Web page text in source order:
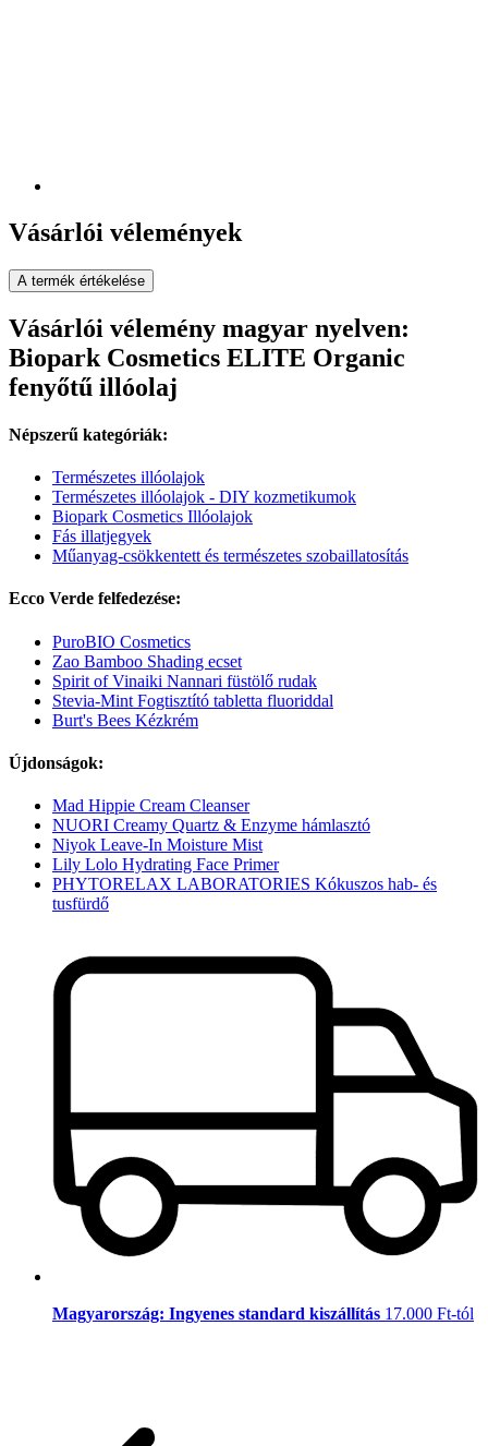
Vásárlói vélemények
A termék értékelése
Vásárlói vélemény magyar nyelven:
Biopark Cosmetics ELITE Organic
fenyőtű illóolaj
Népszerű kategóriák:
Természetes illóolajok
Természetes illóolajok - DIY kozmetikumok
Biopark Cosmetics Illóolajok
Fás illatjegyek
Műanyag-csökkentett és természetes szobaillatosítás
Ecco Verde felfedezése:
PuroBIO Cosmetics
Zao Bamboo Shading ecset
Spirit of Vinaiki Nannari füstölő rudak
Stevia-Mint Fogtisztító tabletta fluoriddal
Burt's Bees Kézkrém
Újdonságok:
Mad Hippie Cream Cleanser
NUORI Creamy Quartz & Enzyme hámlasztó
Niyok Leave-In Moisture Mist
Lily Lolo Hydrating Face Primer
PHYTORELAX LABORATORIES Kókuszos hab- és
tusfürdő
Magyarország: Ingyenes standard kiszállítás 17.000 Ft-tól